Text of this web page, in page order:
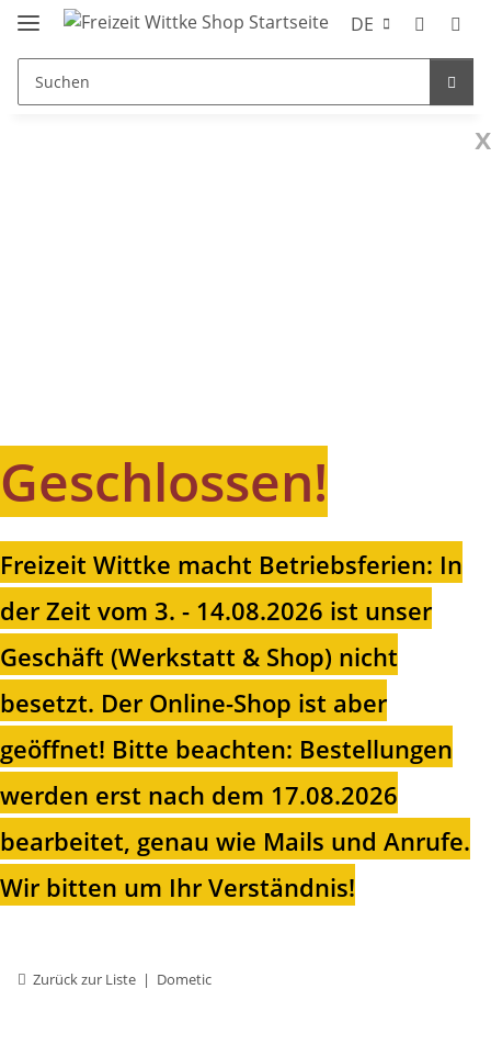
DE
x
Geschlossen!
Freizeit Wittke macht Betriebsferien: In
der Zeit vom 3. - 14.08.2026 ist unser
Geschäft (Werkstatt & Shop) nicht
besetzt. Der Online-Shop ist aber
geöffnet! Bitte beachten: Bestellungen
werden erst nach dem 17.08.2026
bearbeitet, genau wie Mails und Anrufe.
Wir bitten um Ihr Verständnis!
Zurück zur Liste Dometic